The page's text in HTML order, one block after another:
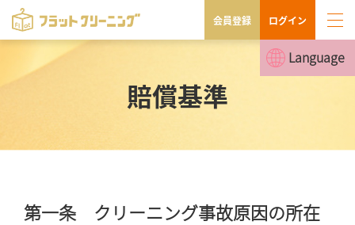
Language
会員登録 ログイン
賠償基準
第一条 クリーニング事故原因の所在